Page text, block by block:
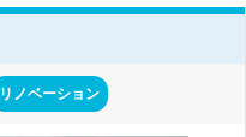
リノベーション